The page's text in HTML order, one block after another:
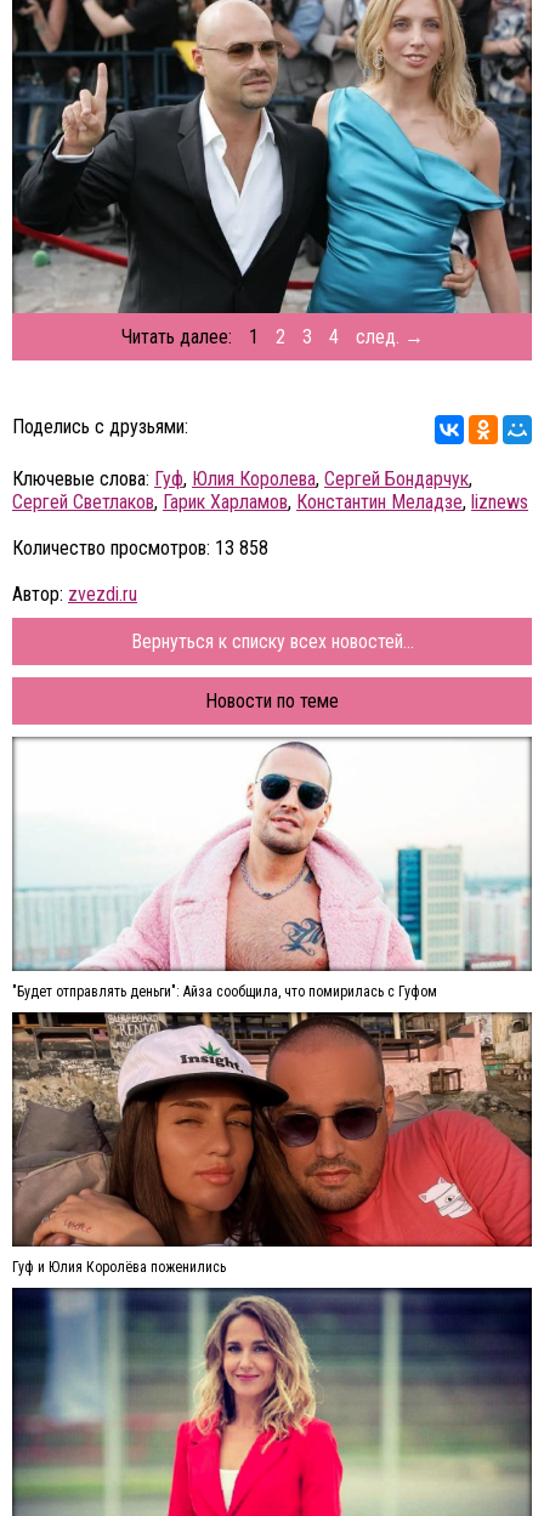
Читать далее: 1 2 3 4 след. →
Поделись с друзьями:
Ключевые слова: Гуф, Юлия Королева, Сергей Бондарчук,
Сергей Светлаков, Гарик Харламов, Константин Меладзе, liznews
Количество просмотров: 13 858
Автор: zvezdi.ru
Вернуться к списку всех новостей...
Новости по теме
"Будет отправлять деньги": Айза сообщила, что помирилась с Гуфом
Гуф и Юлия Королёва поженились